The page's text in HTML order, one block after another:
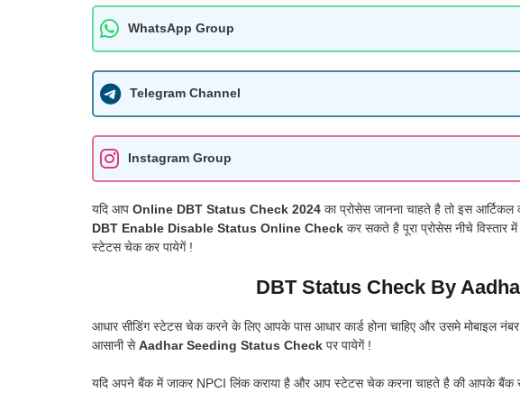
WhatsApp Group
Telegram Channel
Instagram Group
यदि आप Online DBT Status Check 2024 का प्रोसेस जानना चाहते है तो इस
DBT Enable Disable Status Online Check कर सकते है पूरा प्रोसेस नीचे विस्तार
स्टेटस चेक कर पायेगें !
DBT Status Check By
आधार सीडिंग स्टेटस चेक करने के लिए आपके पास आधार कार्ड होना चाहिए और उसमे मोबाइल
आसानी सेAadhar Seeding Status Check पर पायेगें !
यदि अपने बैंक में जाकर NPCI लिंक कराया है और आप स्टेटस चेक करना चाहते है की आपके